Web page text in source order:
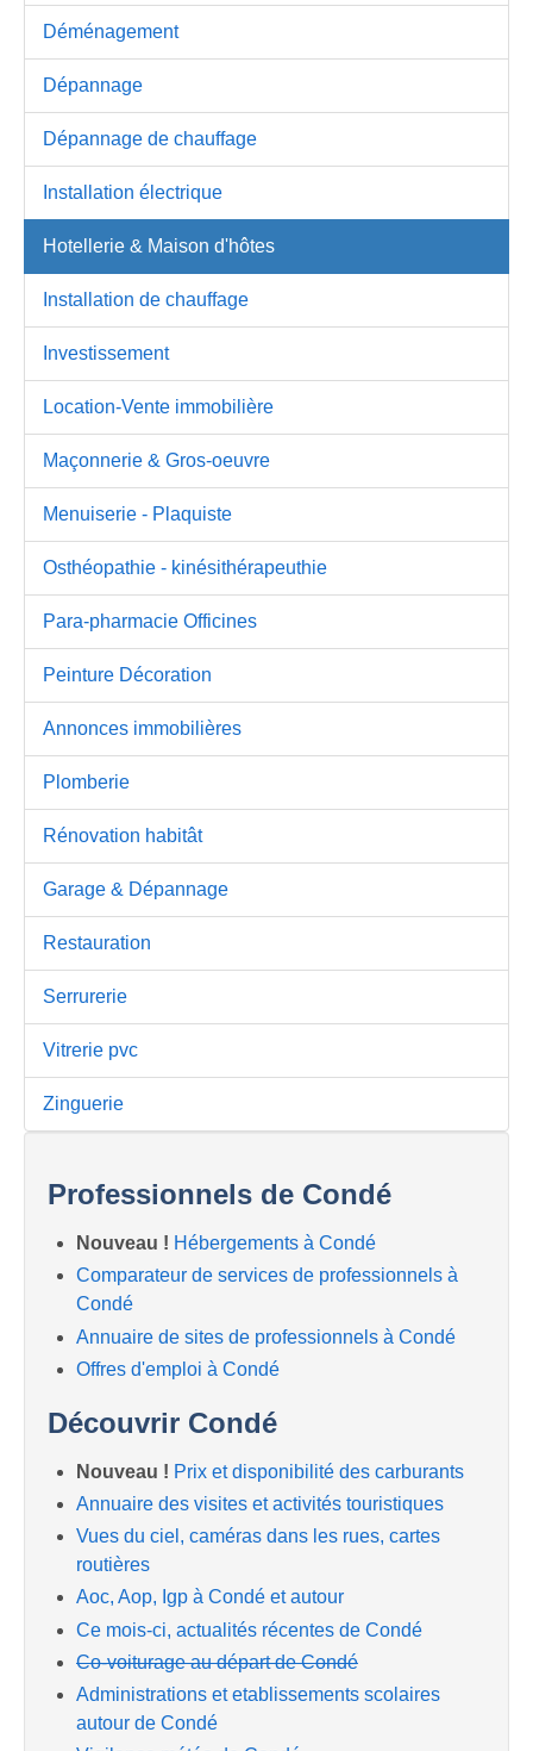
Déménagement
Dépannage
Dépannage de chauffage
Installation électrique
Hotellerie & Maison d'hôtes
Installation de chauffage
Investissement
Location-Vente immobilière
Maçonnerie & Gros-oeuvre
Menuiserie - Plaquiste
Osthéopathie - kinésithérapeuthie
Para-pharmacie Officines
Peinture Décoration
Annonces immobilières
Plomberie
Rénovation habitât
Garage & Dépannage
Restauration
Serrurerie
Vitrerie pvc
Zinguerie
Professionnels de Condé
Nouveau ! Hébergements à Condé
Comparateur de services de professionnels à
Condé
Annuaire de sites de professionnels à Condé
Offres d'emploi à Condé
Découvrir Condé
Nouveau ! Prix et disponibilité des carburants
Annuaire des visites et activités touristiques
Vues du ciel, caméras dans les rues, cartes
routières
Aoc, Aop, Igp à Condé et autour
Ce mois-ci, actualités récentes de Condé
Co-voiturage au départ de Condé
Administrations et etablissements scolaires
autour de Condé